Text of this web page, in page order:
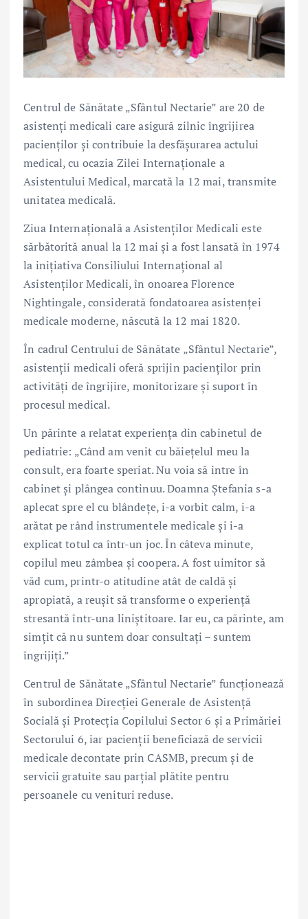
Centrul de Sănătate „Sfântul Nectarie” are 20 de
asistenți medicali care asigură zilnic îngrijirea
pacienților și contribuie la desfășurarea actului
medical, cu ocazia Zilei Internaționale a
Asistentului Medical, marcată la 12 mai, transmite
unitatea medicală.
Ziua Internațională a Asistenților Medicali este
sărbătorită anual la 12 mai și a fost lansată în 1974
la inițiativa Consiliului Internațional al
Asistenților Medicali, în onoarea Florence
Nightingale, considerată fondatoarea asistenței
medicale moderne, născută la 12 mai 1820.
În cadrul Centrului de Sănătate „Sfântul Nectarie”,
asistenții medicali oferă sprijin pacienților prin
activități de îngrijire, monitorizare și suport în
procesul medical.
Un părinte a relatat experiența din cabinetul de
pediatrie: „Când am venit cu băiețelul meu la
consult, era foarte speriat. Nu voia să intre în
cabinet și plângea continuu. Doamna Ștefania s-a
aplecat spre el cu blândețe, i-a vorbit calm, i-a
arătat pe rând instrumentele medicale și i-a
explicat totul ca într-un joc. În câteva minute,
copilul meu zâmbea și coopera. A fost uimitor să
văd cum, printr-o atitudine atât de caldă și
apropiată, a reușit să transforme o experiență
stresantă într-una liniștitoare. Iar eu, ca părinte, am
simțit că nu suntem doar consultați – suntem
îngrijiți.”
Centrul de Sănătate „Sfântul Nectarie” funcționează
în subordinea Direcției Generale de Asistență
Socială și Protecția Copilului Sector 6 și a Primăriei
Sectorului 6, iar pacienții beneficiază de servicii
medicale decontate prin CASMB, precum și de
servicii gratuite sau parțial plătite pentru
persoanele cu venituri reduse.